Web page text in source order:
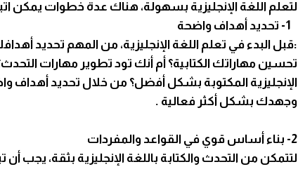
لتعلم اللغة الإنجليزية بسهولة، هناك عدة خطوات يمكن
:قبل البدء في تعلم اللغة الإنجليزية، من المهم تحديد
تحسين مهاراتك الكتابية؟ أم أنك تود تطوير مهارات
الإنجليزية المكتوبة بشكل أفضل؟ من خلال تحديد
وجهدك بشكل أكثر فعالية .
2- بناء أساس قوي في القواعد والمفردات
لتتمكن من التحدث والكتابة باللغة الإنجليزية بثقة، يجب